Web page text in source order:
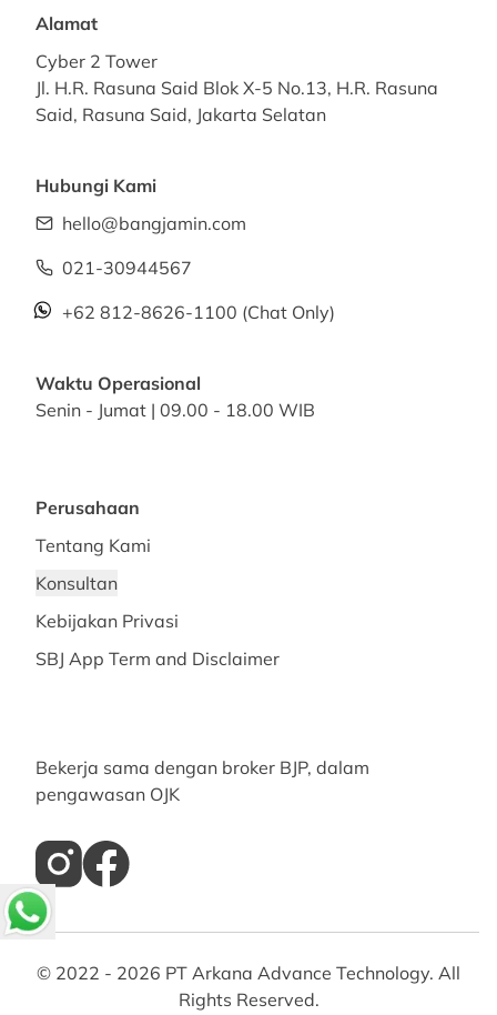
Alamat
Cyber 2 Tower
Jl. H.R. Rasuna Said Blok X-5 No.13, H.R. Rasuna
Said, Rasuna Said, Jakarta Selatan
Hubungi Kami
hello@bangjamin.com
021-30944567
+62 812-8626-1100 (Chat Only)
Waktu Operasional
Senin - Jumat | 09.00 - 18.00 WIB
Perusahaan
Tentang Kami
Konsultan
Kebijakan Privasi
SBJ App Term and Disclaimer
Bekerja sama dengan broker BJP, dalam
pengawasan OJK
© 2022 - 2026 PT Arkana Advance Technology. All
Rights Reserved.